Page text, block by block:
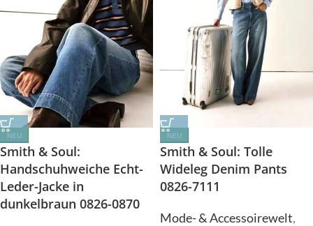
NEU
Smith & Soul:
Handschuhweiche Echt-
Leder-Jacke in
dunkelbraun 0826-0870
NEU
Smith & Soul: Tolle
Wideleg Denim Pants
0826-7111
Mode- & Accessoirewelt,